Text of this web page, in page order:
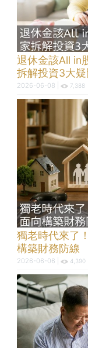
退休金該All in
拆解投資3大疑
2026-06-08 | 7,388
獨老時代來了
構築財務防線
2026-06-06 | 4,390